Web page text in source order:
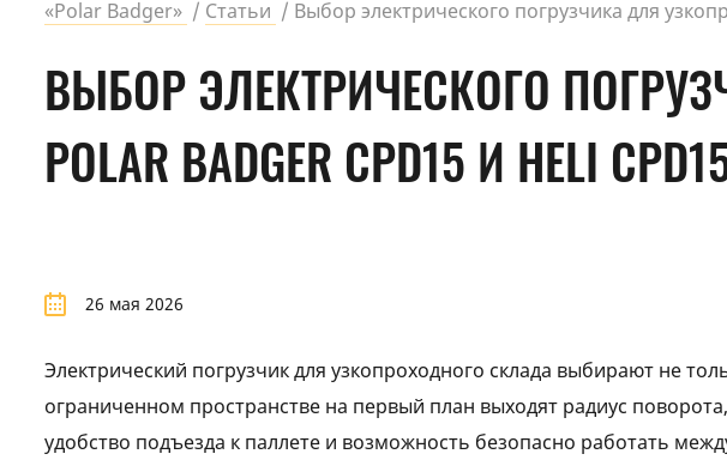
«Polar Badger» Статьи Выбор электрического погрузчика для
ВЫБОР ЭЛЕКТРИЧЕСКОГО
POLAR BADGER CPD15 И HELI
26 мая 2026
Электрический погрузчик для узкопроходного склада выбирают не
ограниченном пространстве на первый план выходят радиус
удобство подъезда к паллете и возможность безопасно работать